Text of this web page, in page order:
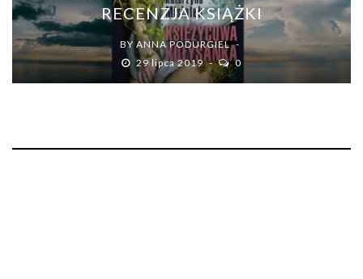
RECENZJA KSIĄŻKI
BY ANNA PODURGIEL
29 lipca 2019
0